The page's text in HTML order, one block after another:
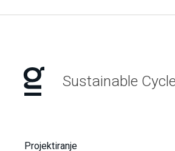
Sustainable
Projektiranje